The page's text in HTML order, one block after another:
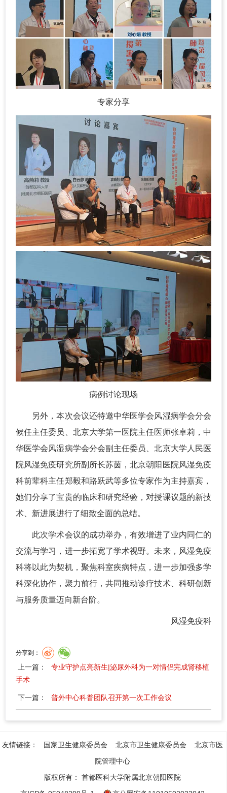
专家分享
病例讨论现场
另外，本次会议还特邀中华医学会风湿病学会分会
候任主任委员、北京大学第一医院主任医师张卓莉，中
华医学会风湿病学会分会副主任委员、北京大学人民医
院风湿免疫研究所副所长苏茵，北京朝阳医院风湿免疫
科前辈科主任郑毅和路跃武等多位专家作为主持嘉宾，
她们分享了宝贵的临床和研究经验，对授课议题的新技
术、新进展进行了细致全面的总结。
此次学术会议的成功举办，有效增进了业内同仁的
交流与学习，进一步拓宽了学术视野。未来，风湿免疫
科将以此为契机，聚焦科室疾病特点，进一步加强多学
科深化协作，聚力前行，共同推动诊疗技术、科研创新
与服务质量迈向新台阶。
风湿免疫科
分享到：
上一篇：
专业守护点亮新生|泌尿外科为一对情侣完成肾移植
手术
下一篇： 普外中心科普团队召开第一次工作会议
友情链接： 国家卫生健康委员会 北京市卫生健康委员会
北京市医
院管理中心
版权所有： 首都医科大学附属北京朝阳医院